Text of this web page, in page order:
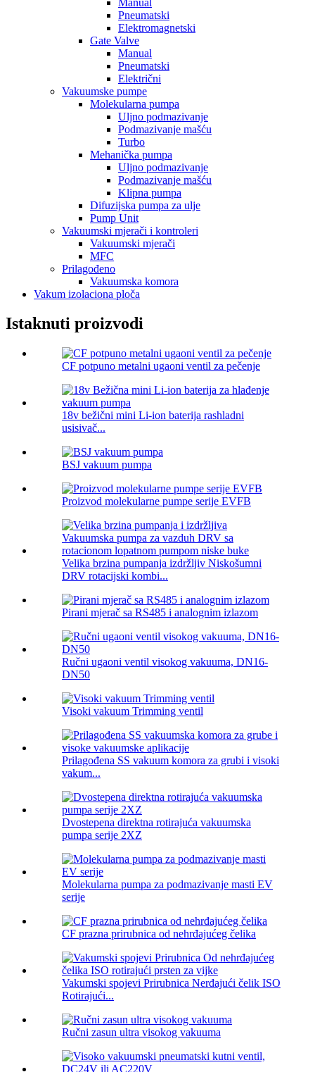
Pneumatski
Elektromagnetski
Gate Valve
Manual
Pneumatski
Električni
Vakuumske pumpe
Molekularna pumpa
Uljno podmazivanje
Podmazivanje mašću
Turbo
Mehanička pumpa
Uljno podmazivanje
Podmazivanje mašću
Klipna pumpa
Difuzijska pumpa za ulje
Pump Unit
Vakuumski mjerači i kontroleri
Vakuumski mjerači
MFC
Prilagođeno
Vakuumska komora
Vakum izolaciona ploča
Istaknuti proizvodi
CF potpuno metalni ugaoni ventil za pečenje
18v bežični mini Li-ion baterija rashladni
usisivač...
BSJ vakuum pumpa
Proizvod molekularne pumpe serije EVFB
Velika brzina pumpanja izdržljiv Niskošumni
DRV rotacijski kombi...
Pirani mjerač sa RS485 i analognim izlazom
Ručni ugaoni ventil visokog vakuuma, DN16-
DN50
Visoki vakuum Trimming ventil
Prilagođena SS vakuum komora za grubi i visoki
vakum...
Dvostepena direktna rotirajuća vakuumska
pumpa serije 2XZ
Molekularna pumpa za podmazivanje masti EV
serije
CF prazna prirubnica od nehrđajućeg čelika
Vakumski spojevi Prirubnica Nerđajući čelik ISO
Rotirajući...
Ručni zasun ultra visokog vakuuma